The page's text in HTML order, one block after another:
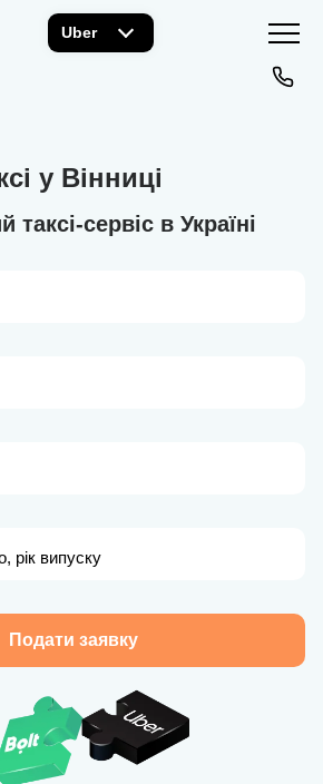
Uber
у Вінниці
сервіс в Україні
рік випуску
Подати заявку